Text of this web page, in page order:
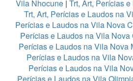
Vila Nhocune| Trt, Art, Perícias
Trt, Art, Perícias e Laudos na
Perícias e Laudos na Vila Nova
Perícias e Laudos na Vila Nova
Perícias e Laudos na Vila Nova
Perícias e Laudos na Vila
Perícias e Laudos na Vila